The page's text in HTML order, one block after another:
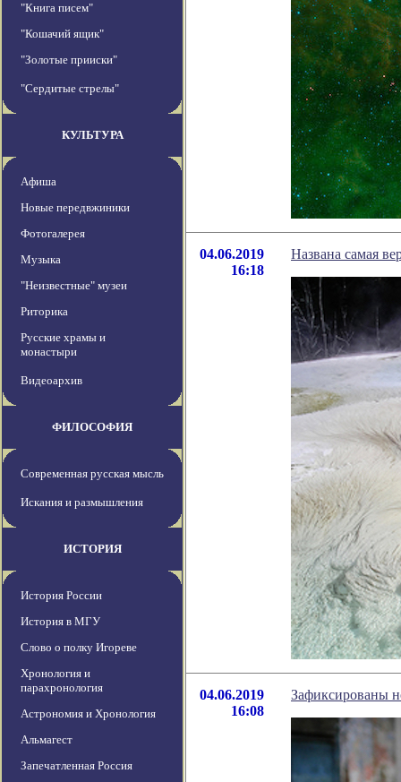
"Книга писем"
"Кошачий ящик"
"Золотые прииски"
"Сердитые стрелы"
КУЛЬТУРА
Афиша
Новые передвжиники
Фотогалерея
Музыка
"Неизвестные" музеи
Риторика
Русские храмы и
монастыри
Видеоархив
ФИЛОСОФИЯ
Современная русская мысль
Искания и размышления
ИСТОРИЯ
История России
История в МГУ
Слово о полку Игореве
Хронология и
парахронология
Астрономия и Хронология
Альмагест
Запечатленная Россия
04.06.2019
16:18
Названа самая
04.06.2019
16:08
Зафиксированы